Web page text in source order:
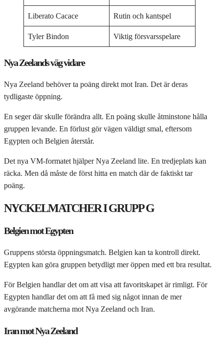
Liberato Cacace Rutin och kantspel
Tyler Bindon Viktig försvarsspelare
Nya Zeelands väg vidare
Nya Zeeland behöver ta poäng direkt mot Iran. Det är deras
tydligaste öppning.
En seger där skulle förändra allt. En poäng skulle åtminstone hålla
gruppen levande. En förlust gör vägen väldigt smal, eftersom
Egypten och Belgien återstår.
Det nya VM-formatet hjälper Nya Zeeland lite. En tredjeplats kan
räcka. Men då måste de först hitta en match där de faktiskt tar
poäng.
NYCKELMATCHER I GRUPP G
Belgien mot Egypten
Gruppens största öppningsmatch. Belgien kan ta kontroll direkt.
Egypten kan göra gruppen betydligt mer öppen med ett bra resultat.
För Belgien handlar det om att visa att favoritskapet är rimligt. För
Egypten handlar det om att få med sig något innan de mer
avgörande matcherna mot Nya Zeeland och Iran.
Iran mot Nya Zeeland